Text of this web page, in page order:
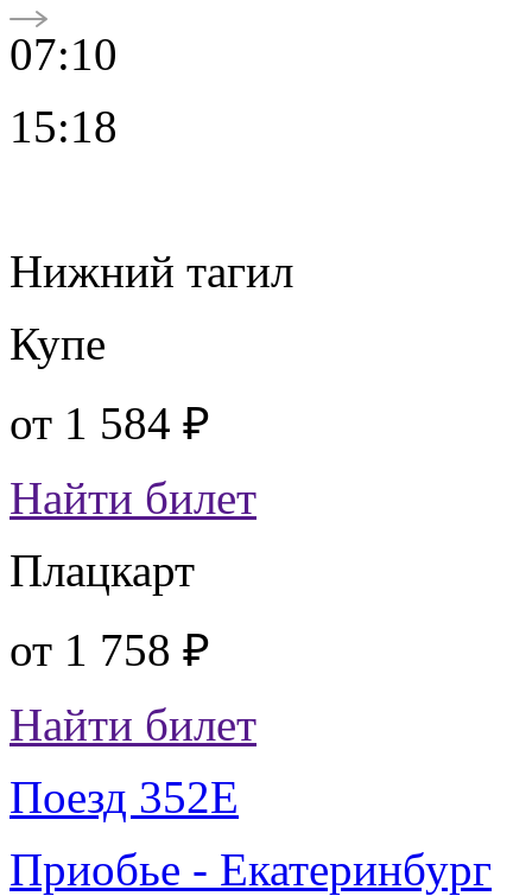
07:10
15:18
Нижний тагил
Купе
от 1 584 ₽
Найти билет
Плацкарт
от 1 758 ₽
Найти билет
Поезд 352Е
Приобье - Екатеринбург